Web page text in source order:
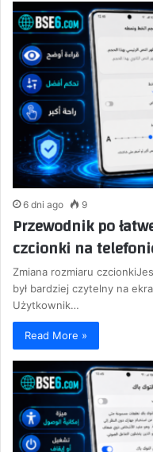
6 dni ago 9
Przewodnik po
czcionki na
Zmiana rozmiaru
był bardziej czytelny na
Użytkownik…
Read More »